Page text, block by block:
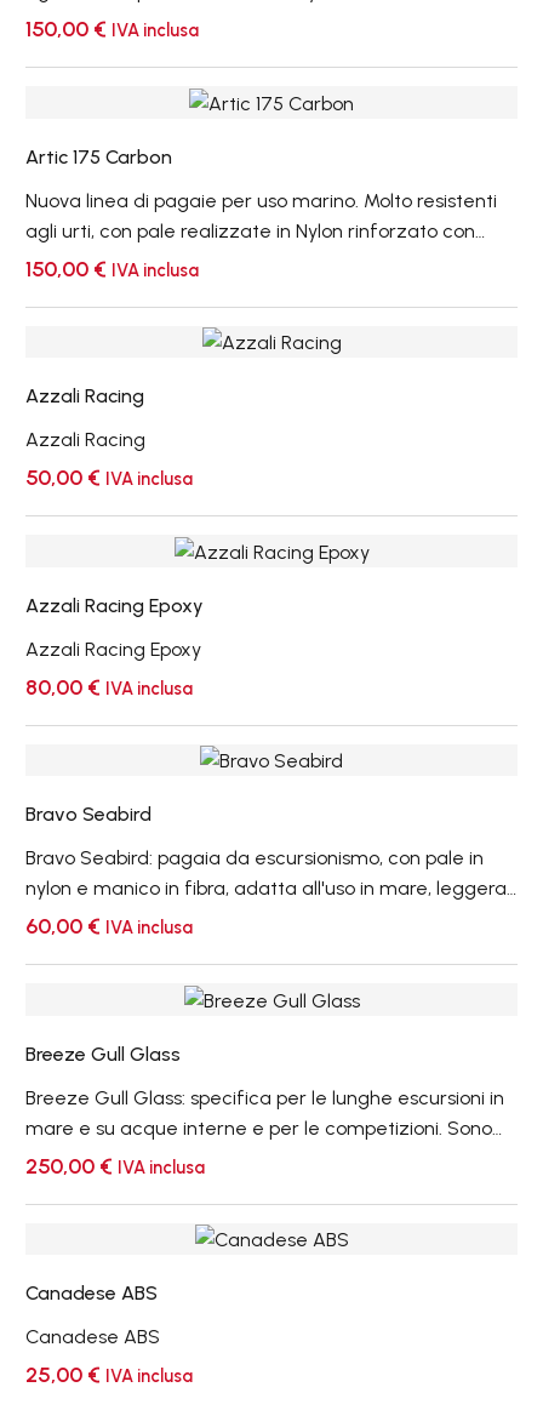
Carbonio. Versione con pale da 160 mm ideali nell’uso
composito di Carbonio. Versione con manico regolabile
150,00 € IVA inclusa
Artic
Artic 175 Carbon
Nuova linea di pagaie per uso marino. Molto resistenti
agli urti, con pale realizzate in Nylon rinforzato con
Carbonio. Versione con pale da 160 mm ideali nell’uso
composito di Carbonio. Versione con manico regolabile
150,00 € IVA inclusa
Azzali
Azzali Racing
Azzali Racing
50,00 € IVA inclusa
Azzali
Azzali Racing Epoxy
Azzali Racing Epoxy
80,00 € IVA inclusa
Bravo
Bravo Seabird
Bravo Seabird: pagaia da escursionismo, con pale in
nylon e manico in fibra, adatta all'uso in mare, leggera
e confortevole ed indicata a chi desidera una pagaia
60,00 € IVA inclusa
Breeze
Breeze Gull Glass
Breeze Gull Glass: specifica per le lunghe escursioni in
mare e su acque interne e per le competizioni. Sono
disponibili due diverse dimensioni delle pale, con
costo più contenuto. Manico in fibra, con diametri da 29
250,00 € IVA inclusa
Canadese
Canadese ABS
Canadese ABS
25,00 € IVA inclusa